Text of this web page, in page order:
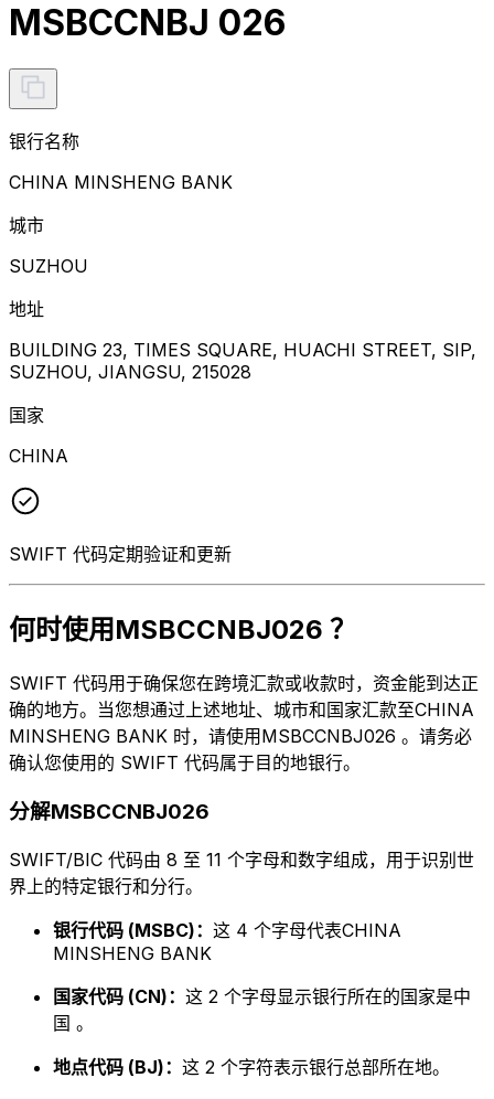
MSBCCNBJ 026
银行名称
CHINA MINSHENG BANK
城市
SUZHOU
地址
BUILDING 23, TIMES SQUARE, HUACHI STREET, SIP,
SUZHOU, JIANGSU, 215028
国家
CHINA
SWIFT 代码定期验证和更新
何时使用MSBCCNBJ026 ？
SWIFT 代码用于确保您在跨境汇款或收款时，资金能到达正
确的地方。当您想通过上述地址、城市和国家汇款至CHINA
MINSHENG BANK 时，请使用MSBCCNBJ026 。请务必
确认您使用的 SWIFT 代码属于目的地银行。
分解MSBCCNBJ026
SWIFT/BIC 代码由 8 至 11 个字母和数字组成，用于识别世
界上的特定银行和分行。
银行代码 (MSBC)： 这 4 个字母代表CHINA
MINSHENG BANK
国家代码 (CN)： 这 2 个字母显示银行所在的国家是中
国 。
地点代码 (BJ)： 这 2 个字符表示银行总部所在地。